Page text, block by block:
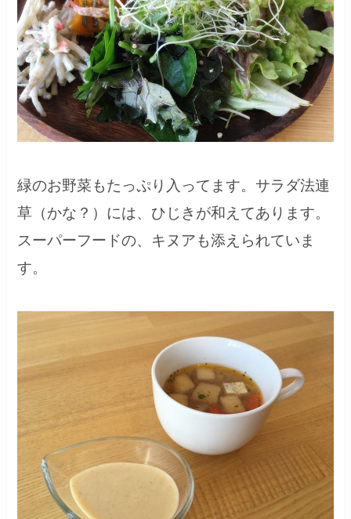
緑のお野菜もたっぷり入ってます。サラダ法連
草（かな？）には、ひじきが和えてあります。
スーパーフードの、キヌアも添えられていま
す。